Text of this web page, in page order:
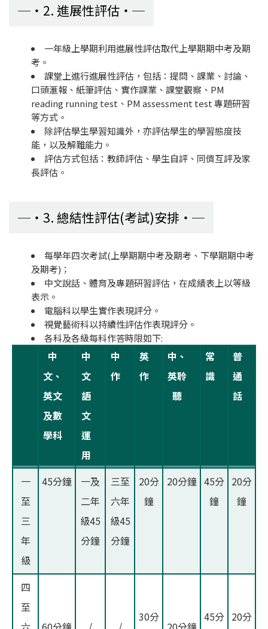
2. 進展性評估
一年級上學期利用進展性評估取代上學期期中考及期
考。
課堂上進行進展性評估，包括：提問、課業、討論、
口頭滙報、紙筆評估、實作課業、課堂觀察、PM
reading running test、PM assessment test 專題研習
等方式。
除評估學生學習知識外，亦評估學生的學習態度技
能，以及解難能力。
評估方式包括：教師評估、學生自評、同儕互評及家
長評估。
3. 總結性評估(考試)安排
每學年四次考試(上學期期中考及期考、下學期期中考
及期考)；
中文說話、體育及專題研習評估，在成績表上以等級
表示。
電腦科以學生實作表現評分。
視覺藝術科以持續性評估作表現評分。
各科及各級每科作答時限如下:
中
文、
英文
及數
學科
中
文
語
文
運
用
中
作
英
作
中、
英聆
聽
常
識
普
通
話
一
至
三
年
級
45分鐘
一及
二年
級45
分鐘
三至
六年
級45
分鐘
20分
鐘
20分鐘 45分
鐘
20分
鐘
四
至
30分
45分 20分